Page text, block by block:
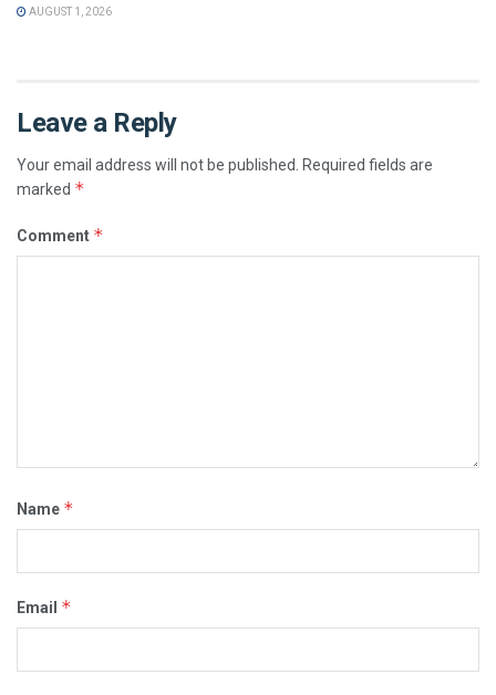
AUGUST 1, 2026
Leave a Reply
Your email address will not be published. Required fields are
marked *
Comment *
Name *
Email *